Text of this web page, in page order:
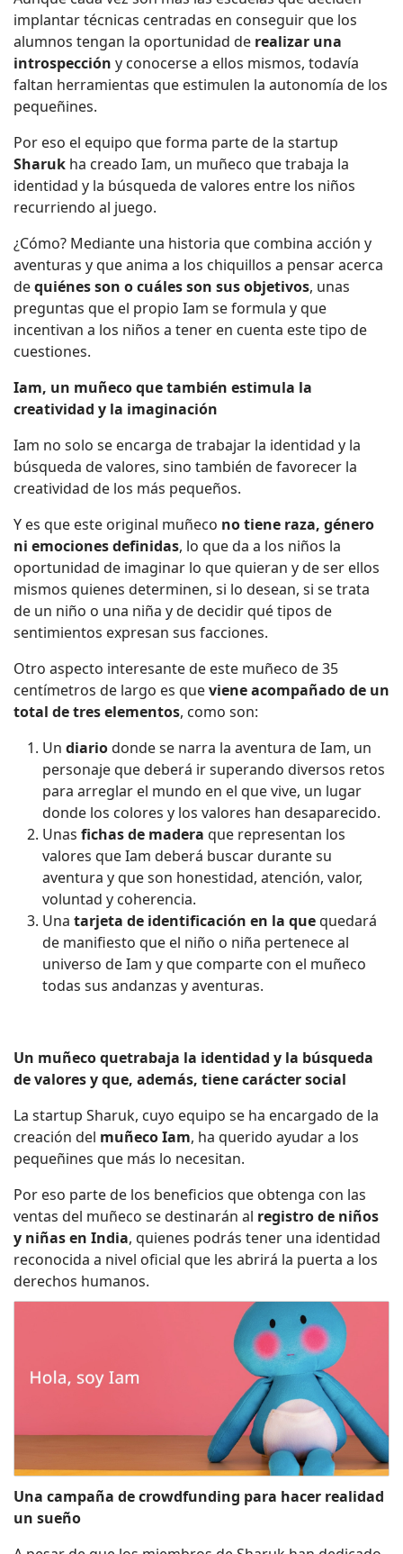
implantar técnicas centradas en conseguir que los
alumnos tengan la oportunidad de realizar una
introspección y conocerse a ellos mismos, todavía
faltan herramientas que estimulen la autonomía de los
pequeñines.
Por eso el equipo que forma parte de la startup
Sharuk ha creado Iam, un muñeco que trabaja la
identidad y la búsqueda de valores entre los niños
recurriendo al juego.
¿Cómo? Mediante una historia que combina acción y
aventuras y que anima a los chiquillos a pensar acerca
dequiénes son o cuáles son sus objetivos, unas
preguntas que el propio Iam se formula y que
incentivan a los niños a tener en cuenta este tipo de
cuestiones.
Iam, un muñeco que también estimula la
creatividad y la imaginación
Iam no solo se encarga de trabajar la identidad y la
búsqueda de valores, sino también de favorecer la
creatividad de los más pequeños.
Y es que este original muñeco no tiene raza, género
ni emociones definidas, lo que da a los niños la
oportunidad de imaginar lo que quieran y de ser ellos
mismos quienes determinen, si lo desean, si se trata
de un niño o una niña y de decidir qué tipos de
sentimientos expresan sus facciones.
Otro aspecto interesante de este muñeco de 35
centímetros de largo es queviene acompañado de un
total de tres elementos, como son:
Un diariodonde se narra la aventura de Iam, un
personaje que deberá ir superando diversos retos
para arreglar el mundo en el que vive, un lugar
donde los colores y los valores han desaparecido.
Unas fichas de madera que representan los
valores que Iam deberá buscar durante su
aventura y que son honestidad, atención, valor,
voluntad y coherencia.
Una tarjeta de identificación en la quequedará
de manifiesto que el niño o niña pertenece al
universo de Iam y que comparte con el muñeco
todas sus andanzas y aventuras.
Un muñeco quetrabaja la identidad y la búsqueda
de valores y que, además, tiene carácter social
La startup Sharuk, cuyo equipo se ha encargado de la
creación del muñeco Iam, ha querido ayudar a los
pequeñines que más lo necesitan.
Por eso parte de los beneficios que obtenga con las
ventas del muñeco se destinarán al registro de niños
y niñas en India, quienes podrás tener una identidad
reconocida a nivel oficial que les abrirá la puerta a los
derechos humanos.
Una campaña de crowdfunding para hacer realidad
un sueño